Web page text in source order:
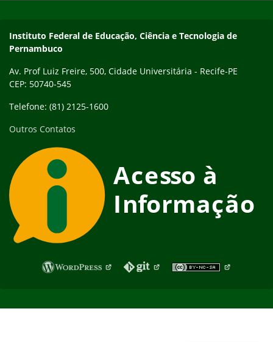
Instituto Federal de Educação, Ciência e Tecnologia de
Pernambuco
Av. Prof Luiz Freire, 500, Cidade Universitária - Recife-PE
CEP: 50740-545
Telefone: (81) 2125-1600
Outros Contatos